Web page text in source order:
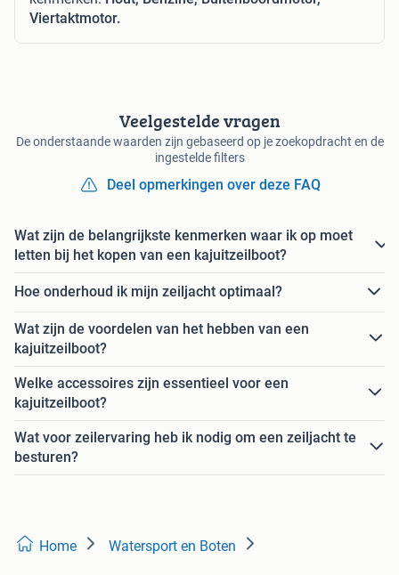
Viertaktmotor.
Veelgestelde vragen
De onderstaande waarden zijn gebaseerd op je zoekopdracht en de
ingestelde filters
Deel opmerkingen over deze FAQ
Wat zijn de belangrijkste kenmerken waar ik op moet
letten bij het kopen van een kajuitzeilboot?
Hoe onderhoud ik mijn zeiljacht optimaal?
Wat zijn de voordelen van het hebben van een
kajuitzeilboot?
Welke accessoires zijn essentieel voor een
kajuitzeilboot?
Wat voor zeilervaring heb ik nodig om een zeiljacht te
besturen?
Home Watersport en Boten